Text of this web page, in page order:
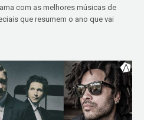
com as melhores músicas de
que resumem o ano que vai